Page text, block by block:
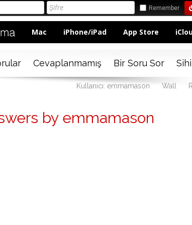
Remember
Mac iPhone/iPad App Store
Cevaplanmamış Bir Soru Sor
Kullanıcı: emmamason Wall
by emmamason